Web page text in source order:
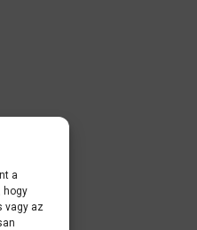
a
hogy
vagy az